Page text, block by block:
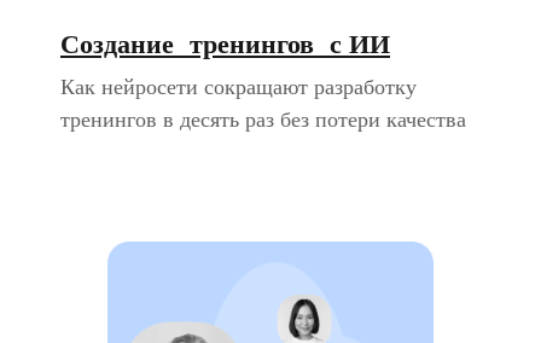
Создание тренингов с ИИ
Как нейросети сокращают разработку
тренингов в десять раз без потери качества